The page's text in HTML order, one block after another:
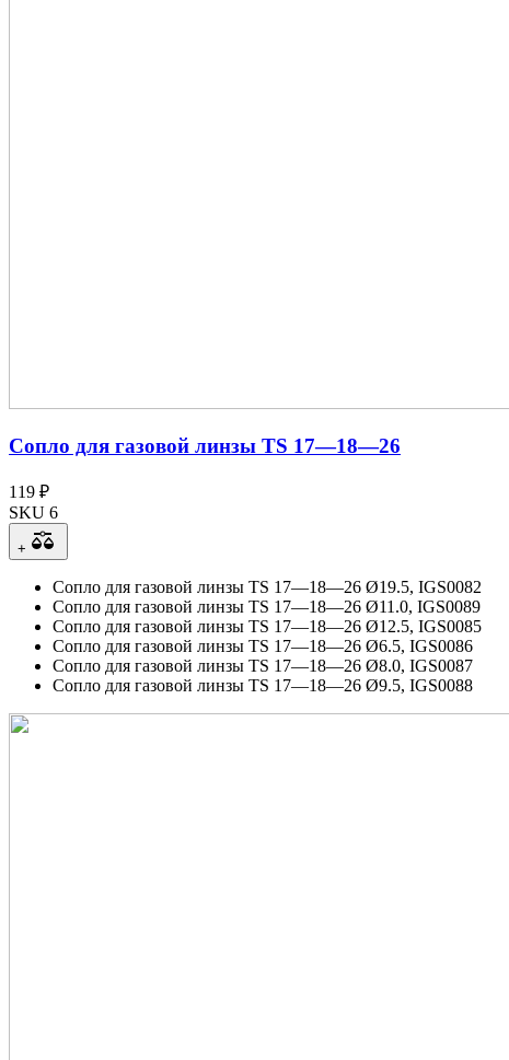
Сопло для газовой линзы TS 17—18—26
119 ₽
SKU 6
+
Сопло для газовой линзы TS 17—18—26 Ø19.5, IGS0082
Сопло для газовой линзы TS 17—18—26 Ø11.0, IGS0089
Сопло для газовой линзы TS 17—18—26 Ø12.5, IGS0085
Сопло для газовой линзы TS 17—18—26 Ø6.5, IGS0086
Сопло для газовой линзы TS 17—18—26 Ø8.0, IGS0087
Сопло для газовой линзы TS 17—18—26 Ø9.5, IGS0088